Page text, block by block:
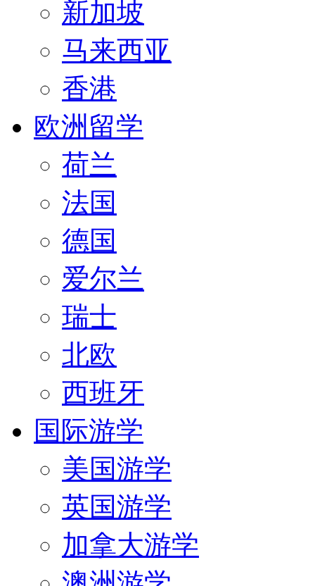
新加坡
马来西亚
香港
欧洲留学
荷兰
法国
德国
爱尔兰
瑞士
北欧
西班牙
国际游学
美国游学
英国游学
加拿大游学